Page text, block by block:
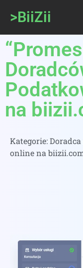
>BiiZii
na
Kategorie:
online na